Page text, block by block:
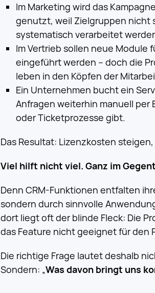
Im Marketing wird das
genutzt, weil Zielgruppen nicht
systematisch verarbeitet
Im Vertrieb sollen neue Module
eingeführt werden – doch die
leben in den Köpfen der
Ein Unternehmen bucht ein
Anfragen weiterhin manuell per
oder Ticketprozesse gibt.
Das Resultat: Lizenzkosten
Viel hilft nicht viel. Ganz im
Denn CRM-Funktionen entfalten
sondern durch sinnvolle
dort liegt oft der blinde Fleck: Die
das Feature nicht geeignet für den
Die richtige Frage lautet deshalb
Sondern: „Was davon bringt uns